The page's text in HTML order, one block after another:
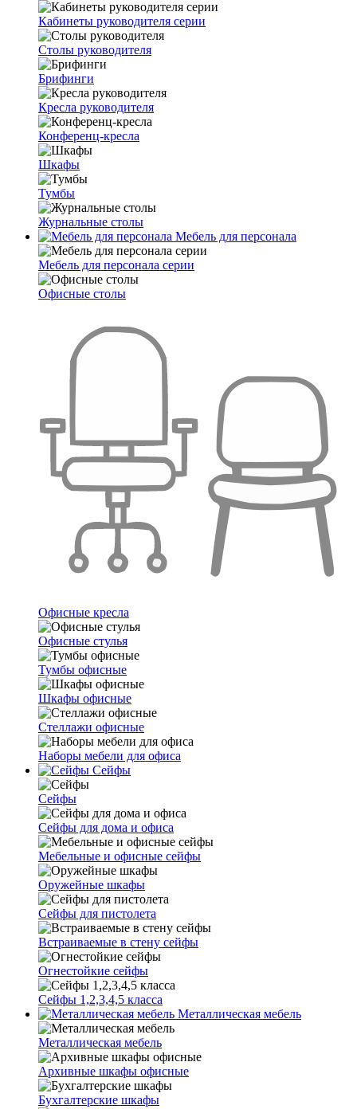
Кабинеты руководителя серии
Столы руководителя
Брифинги
Кресла руководителя
Конференц-кресла
Шкафы
Тумбы
Журнальные столы
Мебель для персонала
Мебель для персонала серии
Офисные столы
Офисные кресла
Офисные стулья
Тумбы офисные
Шкафы офисные
Стеллажи офисные
Наборы мебели для офиса
Сейфы
Сейфы
Сейфы для дома и офиса
Мебельные и офисные сейфы
Оружейные шкафы
Сейфы для пистолета
Встраиваемые в стену сейфы
Огнестойкие сейфы
Сейфы 1,2,3,4,5 класса
Металлическая мебель
Металлическая мебель
Архивные шкафы офисные
Бухгалтерские шкафы